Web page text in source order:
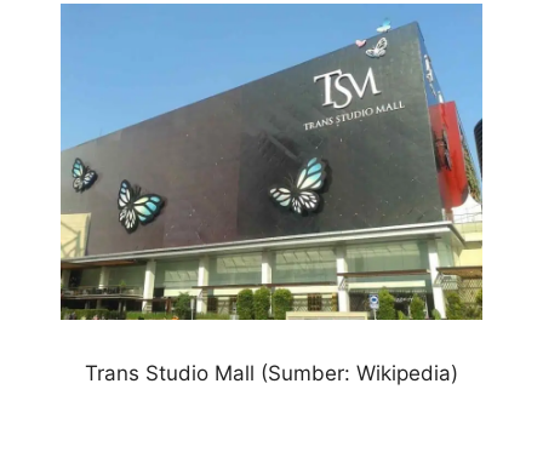
Trans Studio Mall (Sumber: Wikipedia)